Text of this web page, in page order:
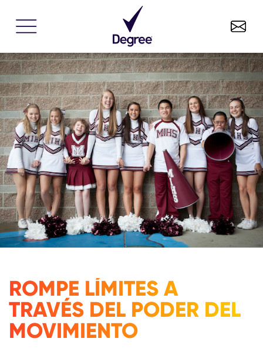
ROMPE LÍMITES A
TRAVÉS DEL PODER DEL
MOVIMIENTO